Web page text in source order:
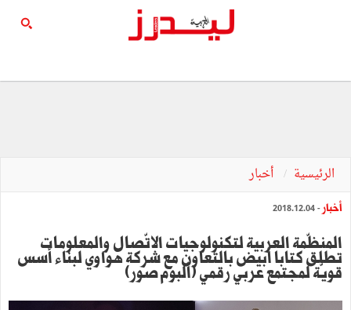
الرئيسية أخبار
أخبار - 2018.12.04
المنظّمة العربية لتكنولوجيات الاتّصال والمعلومات
تطلق كتابا أبيض بالتعاون مع شركة هواوي لبناء أسس
قويّة لمجتمع عربي رقمي (ألبوم صور)